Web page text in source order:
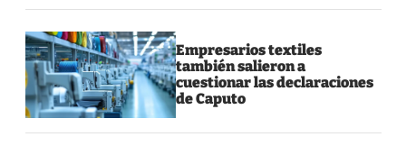
Empresarios textiles
también salieron a
cuestionar las declaraciones
de Caputo